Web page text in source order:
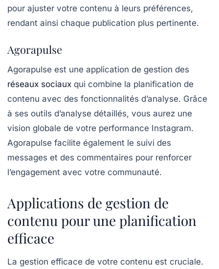
pour ajuster votre contenu à leurs préférences,
rendant ainsi chaque publication plus pertinente.
Agorapulse
Agorapulse est une application de gestion des
réseaux sociaux qui combine la planification de
contenu avec des fonctionnalités d’analyse. Grâce
à ses outils d’analyse détaillés, vous aurez une
vision globale de votre performance Instagram.
Agorapulse facilite également le suivi des
messages et des commentaires pour renforcer
l’engagement avec votre communauté.
Applications de gestion de
contenu pour une planification
efficace
La gestion efficace de votre contenu est cruciale.